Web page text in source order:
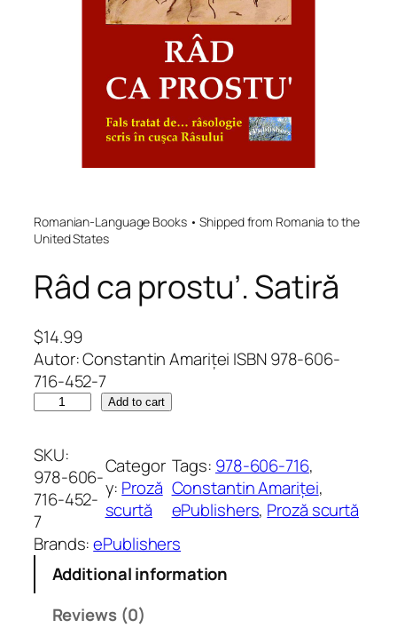
Romanian-Language Books • Shipped from Romania to the
United States
Râd ca prostu’. Satiră
$14.99
Autor: Constantin Amariței ISBN 978-606-
716-452-7
d
c
a
p
r
o
Add to cart
SKU:
978-606-
716-452-
7
Categor
y: Proză
scurtă
Tags: 978-606-716
Constantin Amariței
ePublishers, Proză scurtă
Brands:ePublishers
Additional information
Reviews (0)